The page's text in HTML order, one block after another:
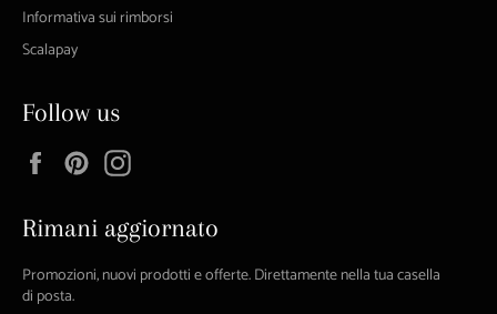
Informativa sui rimborsi
Scalapay
Follow us
FacebookPinterest
Rimani aggiornato
Promozioni, nuovi prodotti e offerte. Direttamente nella tua casella
di posta.